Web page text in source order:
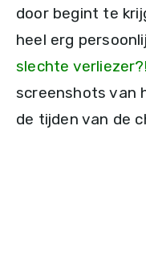
door begint te
heel erg
slechte verliezer?!
screenshots van
de tijden van de